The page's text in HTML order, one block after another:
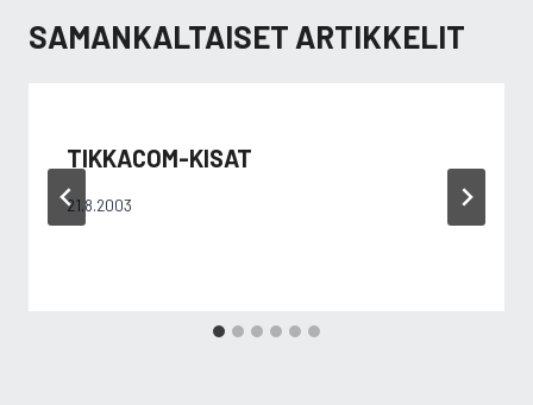
SAMANKALTAISET ARTIKKELIT
TIKKACOM-KISAT
21.8.2003